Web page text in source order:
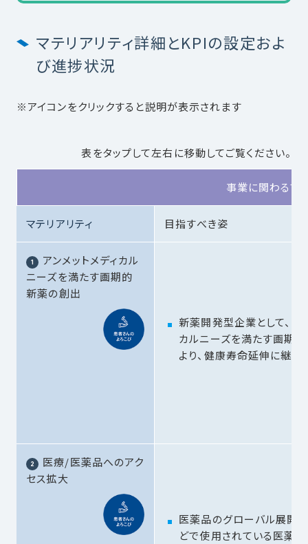
マテリアリティ詳細とKPIの設定およ
び進捗状況
※アイコンをクリックすると説明が表示されます
表をタップして左右に移動してご覧ください。
事業に関わるマ
マテリアリティ 目指すべき姿
アンメットメディカル
ニーズを満たす画期的
新薬の創出
新薬開発型企業として、ア
カルニーズを満たす画期
より、健康寿命延伸に継続
医療/医薬品へのアク
セス拡大
医薬品のグローバル展開
どで使用されている医薬